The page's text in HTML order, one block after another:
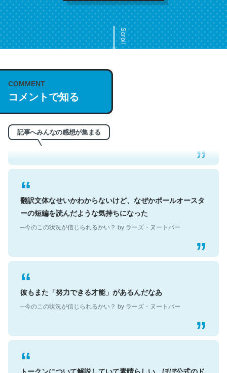
Scroll
COMMENT
コメントで知る
記事へみんなの感想が集まる
これは名文。彼はとてもクレバーなんだろうなと凄く思
う。英語少しでも読める人は原文もお勧め。自分はこの流
れ好き。Let’s Fucking Go. Then Covid hit. Shit.
─今のこの状況が信じられるかい？ by ラーズ・ヌートバー
翻訳文体なせいかわからないけど、なぜかポールオースタ
ーの短編を読んだような気持ちになった
─今のこの状況が信じられるかい？ by ラーズ・ヌートバー
彼もまた「努力できる才能」があるんだなあ
─今のこの状況が信じられるかい？ by ラーズ・ヌートバー
トークンについて解説していて素晴らしい。ほぼ公式のド